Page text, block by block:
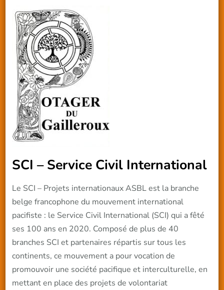
SCI – Service Civil International
Le SCI – Projets internationaux ASBL est la branche
belge francophone du mouvement international
pacifiste : le Service Civil International (SCI) qui a fêté
ses 100 ans en 2020. Composé de plus de 40
branches SCI et partenaires répartis sur tous les
continents, ce mouvement a pour vocation de
promouvoir une société pacifique et interculturelle, en
mettant en place des projets de volontariat